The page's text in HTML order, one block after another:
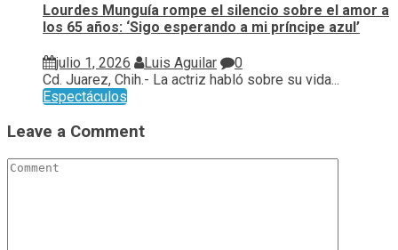
Lourdes Munguía rompe el silencio sobre el amor a
los 65 años: ‘Sigo esperando a mi príncipe azul’
julio 1, 2026 Luis Aguilar
0
Cd. Juarez, Chih.- La actriz habló sobre su vida...
Espectáculos
Leave a Comment